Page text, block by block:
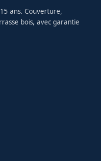
ans. Couverture,
bois, avec garantie